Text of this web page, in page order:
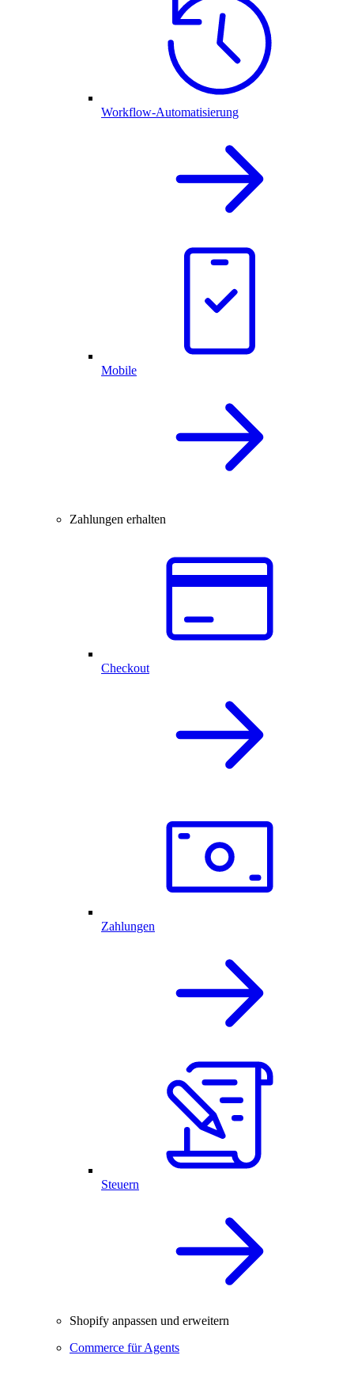
Workflow-Automatisierung
Mobile
Zahlungen erhalten
Checkout
Zahlungen
Steuern
Shopify anpassen und erweitern
Commerce für Agents